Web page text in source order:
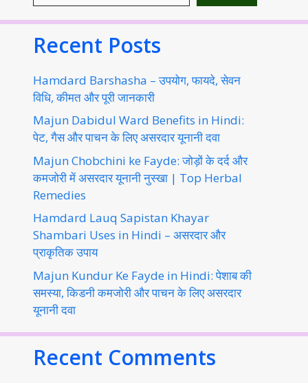
Recent Posts
Hamdard Barshasha – उपयोग, फायदे, सेवन
विधि, कीमत और पूरी जानकारी
Majun Dabidul Ward Benefits in Hindi:
पेट, गैस और पाचन के लिए असरदार यूनानी दवा
Majun Chobchini ke Fayde: जोड़ों के दर्द और
कमजोरी में असरदार यूनानी नुस्खा | Top Herbal
Remedies
Hamdard Lauq Sapistan Khayar
Shambari Uses in Hindi – असरदार और
प्राकृतिक उपाय
Majun Kundur Ke Fayde in Hindi: पेशाब की
समस्या, किडनी कमजोरी और पाचन के लिए असरदार
यूनानी दवा
Recent Comments